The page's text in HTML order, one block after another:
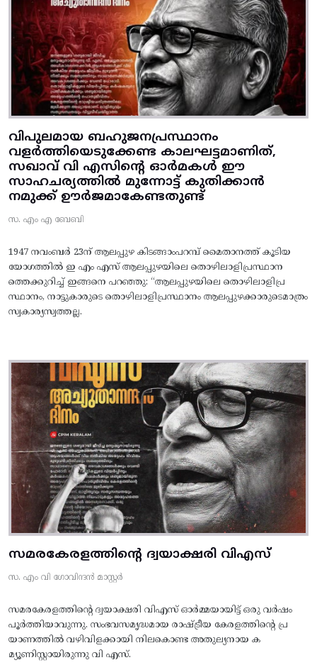
വിപുലമായ ബഹുജനപ്രസ്ഥാനം
വളർത്തിയെടുക്കേണ്ട കാലഘട്ടമാണിത്,
സഖാവ് വി എസിന്റെ ഓർമകൾ ഈ
സാഹചര്യത്തിൽ മുന്നോട്ട്‌ കുതിക്കാൻ
നമുക്ക് ഊർജമാകേണ്ടതുണ്ട്
സ. എം എ ബേബി
1947 നവംബർ 23ന് ആലപ്പുഴ കിടങ്ങാംപറമ്പ്‌ മൈതാനത്ത്‌ കൂടിയ
യോഗത്തിൽ ഇ എം എസ് ആലപ്പുഴയിലെ തൊഴിലാളിപ്രസ്ഥാന
ത്തെക്കുറിച്ച് ഇങ്ങനെ പറഞ്ഞു: “ആലപ്പുഴയിലെ തൊഴിലാളിപ്ര
സ്ഥാനം, നാട്ടുകാരുടെ തൊഴിലാളിപ്രസ്ഥാനം ആലപ്പുഴക്കാരുടെമാത്രം
സ്വകാര്യസ്വത്തല്ല.
സമരകേരളത്തിൻ്റെ ദ്വയാക്ഷരി വിഎസ്
സ. എം വി ഗോവിന്ദൻ മാസ്റ്റർ
സമരകേരളത്തിൻ്റെ ദ്വയാക്ഷരി വിഎസ് ഓർമ്മയായിട്ട് ഒരു വർഷം
പൂർത്തിയാവുന്നു. സംഭവസമൃദ്ധമായ രാഷ്ട്രീയ കേരളത്തിന്റെ പ്ര
യാണത്തിൽ വഴിവിളക്കായി നിലകൊണ്ട അതുല്യനായ ക
മ്യൂണിസ്റ്റായിരുന്നു വി എസ്.